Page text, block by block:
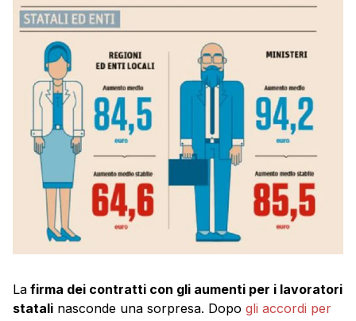
La firma dei contratti con gli aumenti per i lavoratori
statali nasconde una sorpresa. Dopo gli accordi per